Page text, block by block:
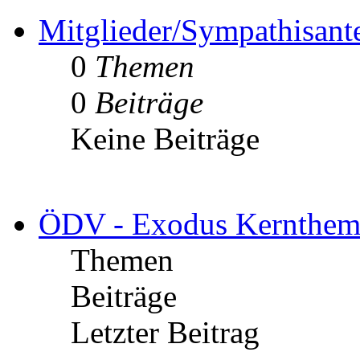
Mitglieder/
0 Themen
0 Beiträge
Keine Beiträge
ÖDV - Exodus
Themen
Beiträge
Letzter Beitrag